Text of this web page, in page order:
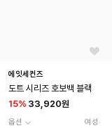
에잇세컨즈
도트 시리즈 호보백 블랙
15% 33,920원
옵션 여성